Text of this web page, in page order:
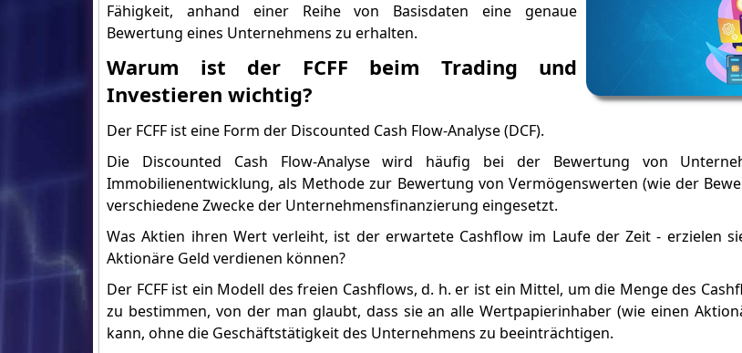
Fähigkeit, anhand einer Reihe von Basisdaten eine genaue
Bewertung eines Unternehmens zu erhalten.
Warum ist der FCFF beim Trading und
Investieren wichtig?
Der FCFF ist eine Form der Discounted Cash Flow-Analyse (DCF).
Die Discounted Cash Flow-Analyse wird häufig bei der Bewertung von
Immobilienentwicklung, als Methode zur Bewertung von Vermögenswerten (wie der
verschiedene Zwecke der Unternehmensfinanzierung eingesetzt.
Was Aktien ihren Wert verleiht, ist der erwartete Cashflow im Laufe der Zeit - erzielen
Aktionäre Geld verdienen können?
Der FCFF ist ein Modell des freien Cashflows, d. h. er ist ein Mittel, um die Menge des
zu bestimmen, von der man glaubt, dass sie an alle Wertpapierinhaber (wie einen
kann, ohne die Geschäftstätigkeit des Unternehmens zu beeinträchtigen.